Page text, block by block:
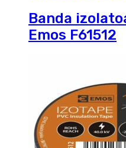
Banda
Emos F61512